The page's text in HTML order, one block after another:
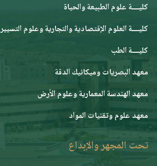
كليــــة علوم الطبيعة والحياة
كليــــة العلوم الإقتصادية والتجارية وعلوم التسيير
كليــــة الطب
معهد البصريات وميكانيك الدقة
معهد الهندسة المعمارية وعلوم الأرض
معهد علوم وتقنيات المواد
تحت المجهر والإبداع